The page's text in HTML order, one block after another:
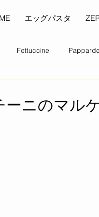
エッグパスタ
Fettuccine
ニのマル